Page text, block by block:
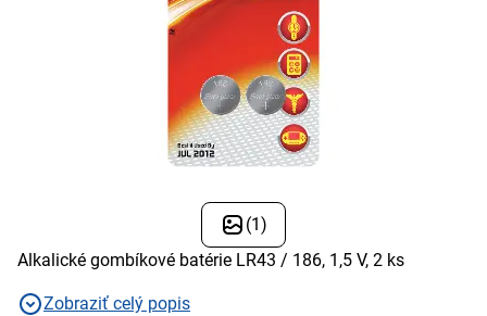
(1)
Alkalické gombíkové batérie LR43 / 186, 1,5 V, 2 ks
Zobraziť celý popis